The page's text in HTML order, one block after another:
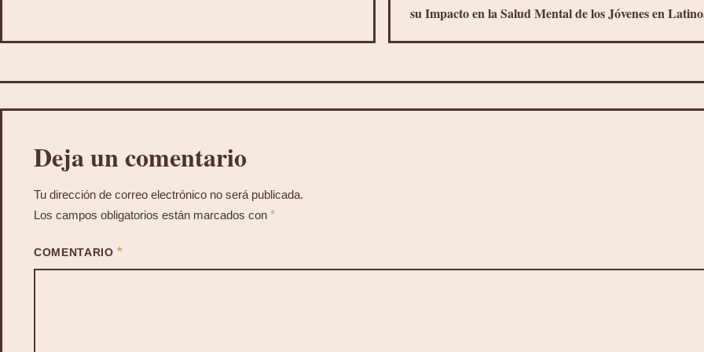
su Impacto en la Salud Mental de los Jóvenes en
Deja un comentario
Tu dirección de correo electrónico no será publicada.
Los campos obligatorios están marcados con *
COMENTARIO*